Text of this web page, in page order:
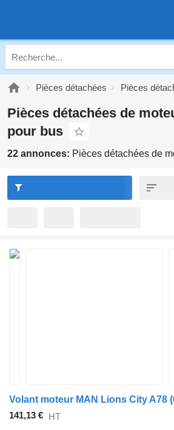
Pièces détachées Pièces
Pièces détachées de
pour bus
22 annonces: Pièces détachées de
141,13 € HT